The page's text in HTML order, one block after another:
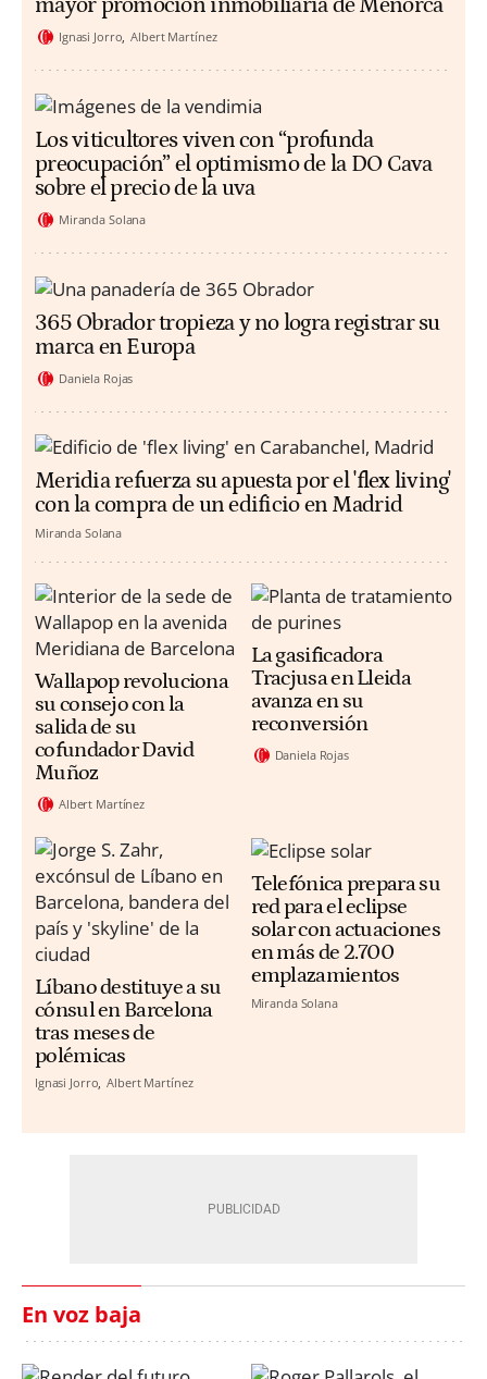
mayor promoción inmobiliaria de Menorca
Ignasi Jorro Albert Martínez
Los viticultores viven con “profunda
preocupación” el optimismo de la DO Cava
sobre el precio de la uva
Miranda Solana
365 Obrador tropieza y no logra registrar su
marca en Europa
Daniela Rojas
Meridia refuerza su apuesta por el 'flex living'
con la compra de un edificio en Madrid
Miranda Solana
Wallapop revoluciona
su consejo con la
salida de su
cofundador David
Muñoz
Albert Martínez
La gasificadora
Tracjusa en Lleida
avanza en su
reconversión
Daniela Rojas
Líbano destituye a su
cónsul en Barcelona
tras meses de
polémicas
Ignasi Jorro Albert Martínez
Telefónica prepara su
red para el eclipse
solar con actuaciones
en más de 2.700
emplazamientos
Miranda Solana
En voz baja